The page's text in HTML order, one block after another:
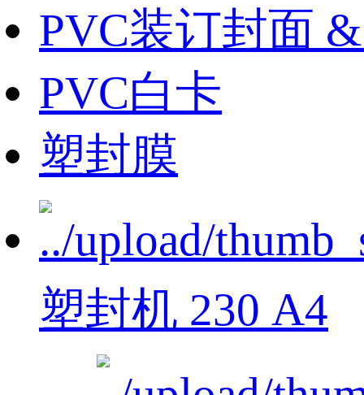
PVC装订封面
PVC白卡
塑封膜
塑封机 230 A4